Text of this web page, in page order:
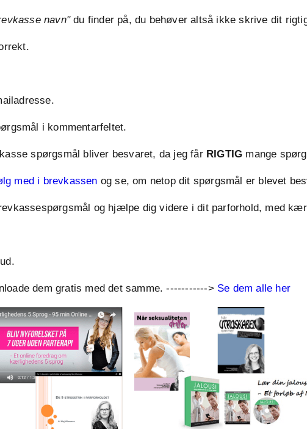
navn"du finder på, du behøver altså ikke skrive dit
i kommentarfeltet.
spørgsmål bliver besvaret, da jeg får RIGTIG mange
med i brevkassen og se, om netop dit spørgsmål er blevet
og hjælpe dig videre i dit parforhold, med
dem gratis med det samme. -----------> Se dem alle her